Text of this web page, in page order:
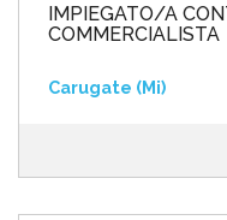
IMPIEGATO/A
COMMERCIALISTA
Carugate (Mi)